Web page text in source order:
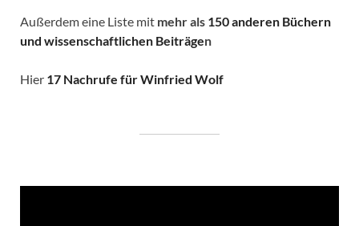
Außerdem eine Liste mit mehr als 150 anderen Büchern
und wissenschaftlichen Beiträgen
Hier 17 Nachrufe für Winfried Wolf